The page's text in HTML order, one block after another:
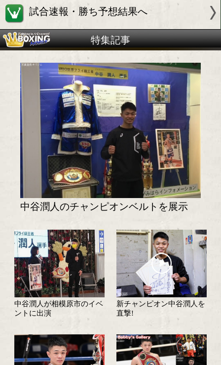
試合情報
試合日程・勝ち予想へ
試合速報・勝ち予想結果へ
特集記事